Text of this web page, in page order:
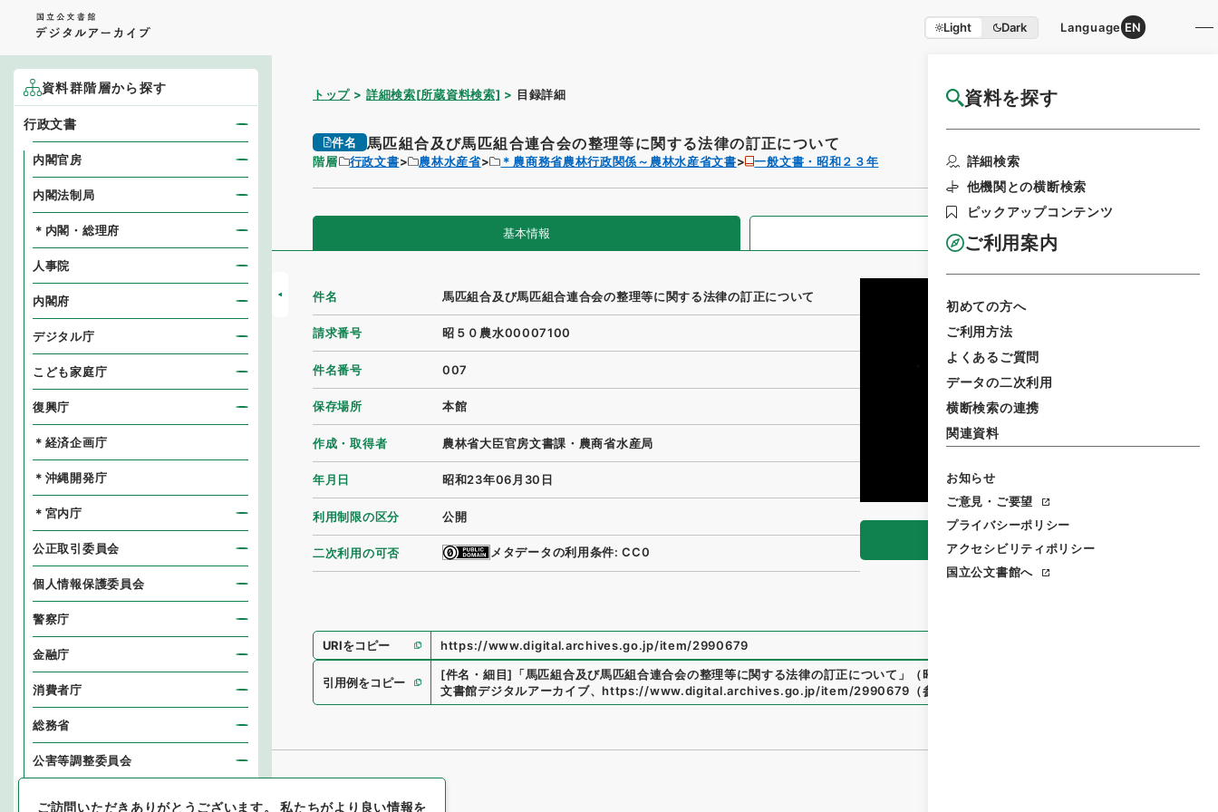
Light Dark Language EN
資料を探す
詳細検索
他機関との横断検索
ピックアップコンテンツ
ご利用案内
初めての方へ
ご利用方法
よくあるご質問
データの二次利用
横断検索の連携
関連資料
お知らせ
ご意見・ご要望
プライバシーポリシー
アクセシビリティポリシー
国立公文書館へ
トップ 詳細検索[所蔵資料検索] 目録詳細 国立公文書館HP利用案内
件名 馬匹組合及び馬匹組合連合会の整理等に関する法律の訂正について
階層 行政文書 農林水産省 ＊農商務省農林行政関係～農林水産省文書 一般文書・昭和２３年
基本情報 全ての情報
閲覧
件名 馬匹組合及び馬匹組合連合会の整理等に関する法律の訂正について
請求番号 昭５０農水00007100
件名番号 007
保存場所 本館
作成・取得者 農林省大臣官房文書課・農商省水産局
年月日 昭和23年06月30日
利用制限の区分 公開
二次利用の可否 メタデータの利用条件: CC0
URIをコピー https://www.digital.archives.go.jp/item/2990679
引用例をコピー
[件名・細目] 「馬匹組合及び馬匹組合連合会の整理等に関する法律の訂正について 」 （昭５０農水00007100-00700
文書館デジタルアーカイブ、https://www.digital.archives.go.jp/item/2990679 （参照
資料群階層から探す
行政文書
内閣官房
内閣法制局
＊内閣・総理府
人事院
内閣府
デジタル庁
こども家庭庁
復興庁
＊経済企画庁
＊沖縄開発庁
＊宮内庁
公正取引委員会
個人情報保護委員会
警察庁
金融庁
消費者庁
総務省
公害等調整委員会
ご訪問いただきありがとうございます。私たちがより良い情報を